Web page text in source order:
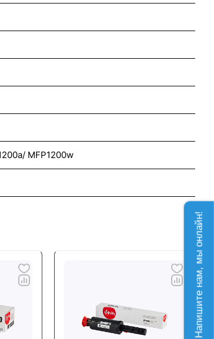
MFP1200w
Напишите нам, мы онлайн!